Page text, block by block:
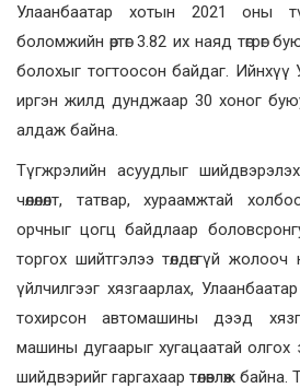
Улаанбаатар хотын 2021 оны
боломжийн өртөг 3.82 их наяд төгрөг
болохыг тогтоосон байдаг. Ийнхүү
иргэн жилд дунджаар 30 хоног
алдаж байна.
Түгжрэлийн асуудлыг
чөлөлөлт, татвар, хураамжтай
орчныг цогц байдлаар
торгох шийтгэлээ төлдөггүй жолооч
үйлчилгээг хязгаарлах,
тохирсон автомашины дээд
машины дугаарыг хугацаатай
шийдвэрийг гаргахаар төлөвлөж